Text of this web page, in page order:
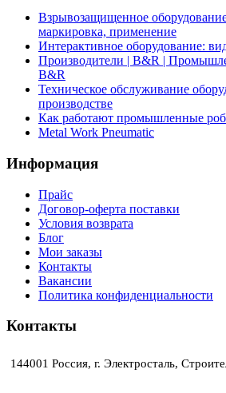
Взрывозащищенное
маркировка, применение
Интерактивное оборудование:
Производители | B&R |
B&R
Техническое обслуживание
производстве
Как работают промышленные
Metal Work Pneumatic
Информация
Прайс
Договор-оферта поставки
Условия возврата
Блог
Мои заказы
Контакты
Вакансии
Политика конфиденциальности
Контакты
144001 Россия, г. Электросталь,